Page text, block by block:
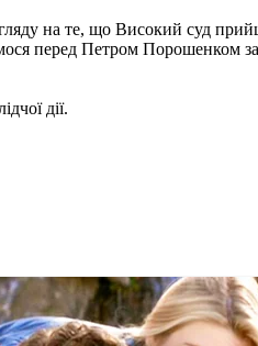
на те, що Високий суд
перед Петром Порошенком за
дії.